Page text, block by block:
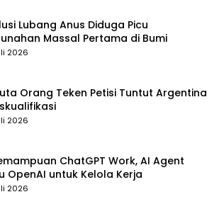
Lubang Anus Diduga Picu
Massal Pertama di Bumi
2026
Orang Teken Petisi Tuntut Argentina
2026
ChatGPT Work, AI Agent
OpenAI untuk Kelola Kerja
2026